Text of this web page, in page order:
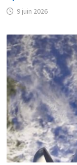
9 juin 2026